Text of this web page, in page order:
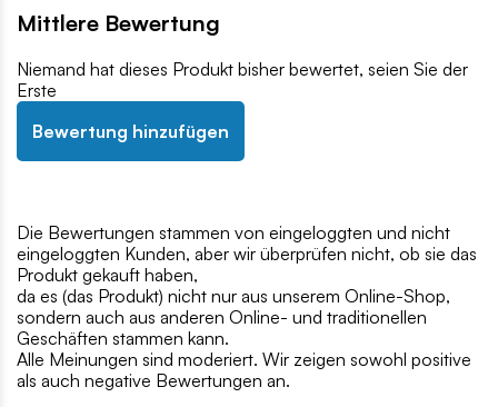
Mittlere Bewertung
Niemand hat dieses Produkt bisher bewertet, seien Sie der
Erste
Bewertung hinzufügen
Die Bewertungen stammen von eingeloggten und nicht
eingeloggten Kunden, aber wir überprüfen nicht, ob sie das
Produkt gekauft haben,
da es (das Produkt) nicht nur aus unserem Online-Shop,
sondern auch aus anderen Online- und traditionellen
Geschäften stammen kann.
Alle Meinungen sind moderiert. Wir zeigen sowohl positive
als auch negative Bewertungen an.